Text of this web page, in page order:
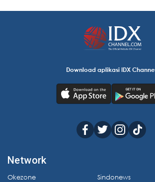
Download aplikasi IDX
Network
Okezone
Sindonews